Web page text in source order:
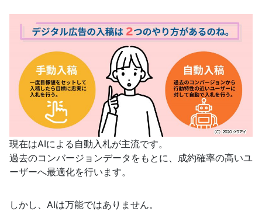
現在はAIによる自動入札が主流です。
過去のコンバージョンデータをもとに、成約確率の高いユ
ーザーへ最適化を行います。
しかし、AIは万能ではありません。